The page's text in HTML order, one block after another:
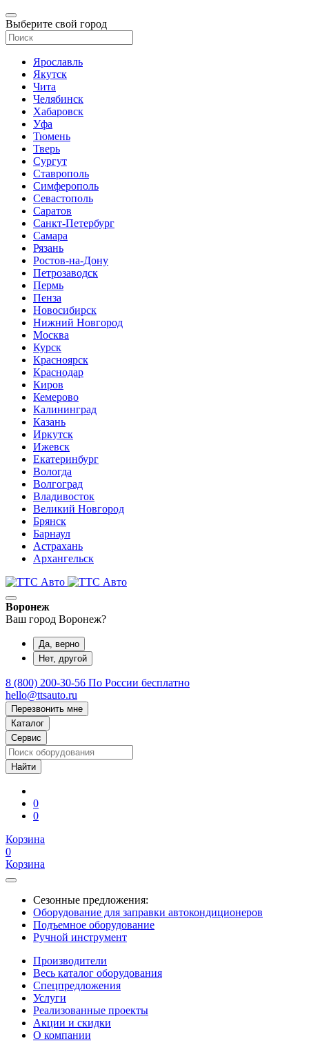
Выберите свой город
Ярославль
Якутск
Чита
Челябинск
Хабаровск
Уфа
Тюмень
Тверь
Сургут
Ставрополь
Симферополь
Севастополь
Саратов
Санкт-Петербург
Самара
Рязань
Ростов-на-Дону
Петрозаводск
Пермь
Пенза
Новосибирск
Нижний Новгород
Москва
Курск
Красноярск
Краснодар
Киров
Кемерово
Калининград
Казань
Иркутск
Ижевск
Екатеринбург
Вологда
Волгоград
Владивосток
Великий Новгород
Брянск
Барнаул
Астрахань
Архангельск
Воронеж
Ваш город Воронеж?
Да, верно
Нет, другой
8 (800) 200-30-56 По России бесплатно
hello@ttsauto.ru
Перезвонить мне
Каталог
Сервис
0
0
Корзина
0
Корзина
Сезонные предложения:
Оборудование для заправки автокондиционеров
Подъемное оборудование
Ручной инструмент
Производители
Весь каталог оборудования
Спецпредложения
Услуги
Реализованные проекты
Акции и скидки
О компании